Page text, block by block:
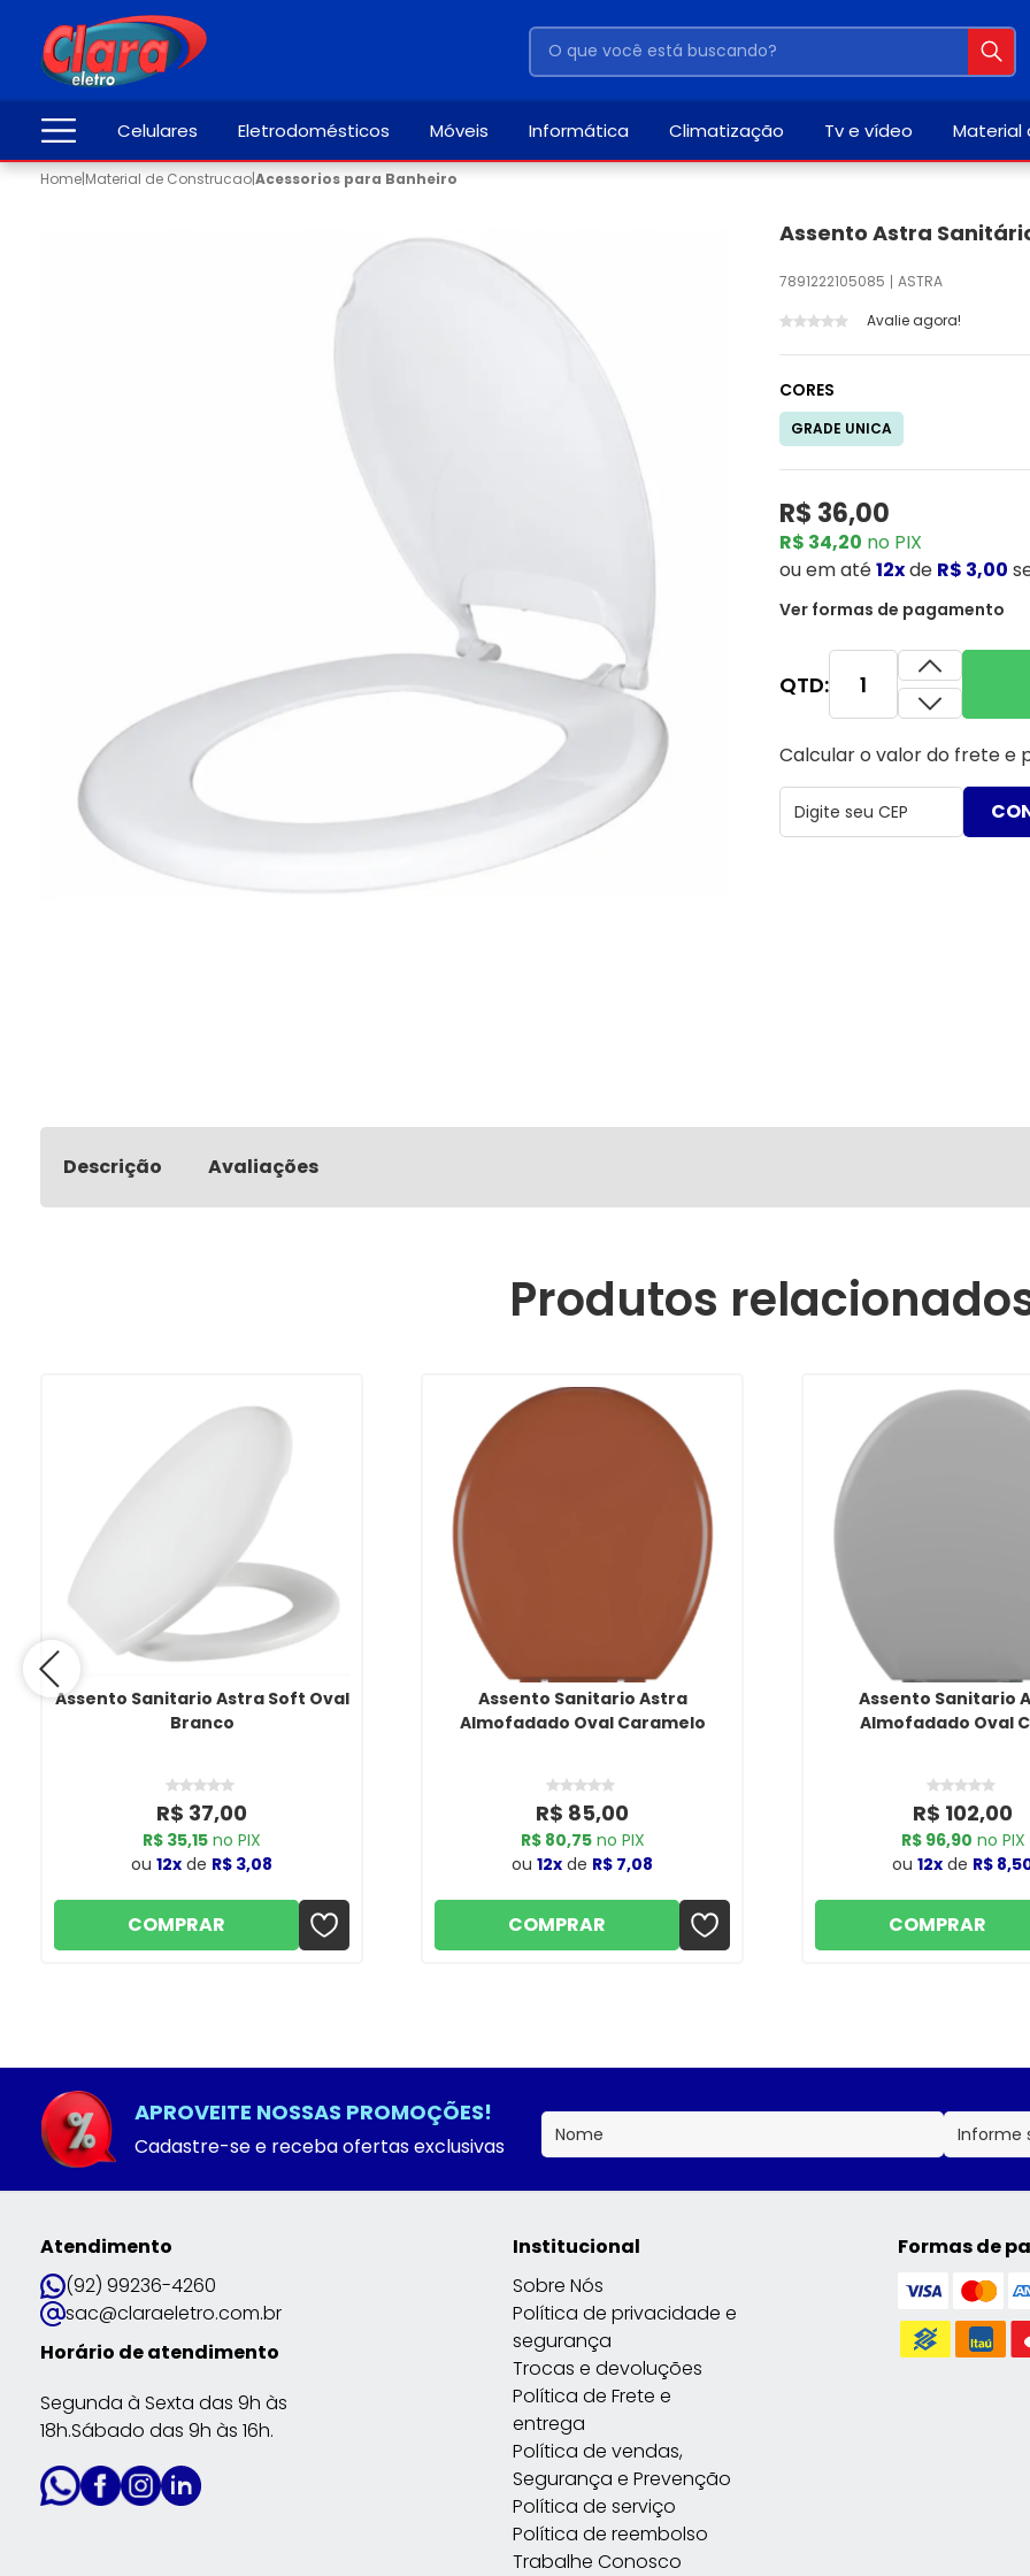
Celulares Eletrodomésticos Móveis Informática Climatização Tv e vídeo Material
Home|Material de Construcao|Acessorios para Banheiro
Assento Astra
7891222105085
ASTRA
Avalie agora!
R$ 36,00
R$ 34,20 no PIX
ouem até12xde R$ 3,00
Ver formas de pagamento
CORES
GRADE UNICA
QTD:
Calcular o valor do frete e
Descrição Avaliações
Produtos
Assento Sanitario Astra Soft Oval
Branco
R$ 37,00
R$ 35,15 no PIX
ou 12x de R$ 3,08
COMPRAR
Assento Sanitario Astra
Almofadado Oval Caramelo
R$ 85,00
R$ 80,75no PIX
ou 12x de R$ 7,08
COMPRAR
Assento Sanitario
Almofadado Oval
R$ 102,00
R$ 96,90 no PIX
ou 12x de R$
COMPRAR
APROVEITE NOSSAS PROMOÇÕES!
Cadastre-se e receba ofertas exclusivas
Atendimento
(92) 99236-4260
sac@claraeletro.com.br
Horário de atendimento
Segunda à Sexta das 9h às
18h.Sábado das 9h às 16h.
Institucional
Sobre Nós
Política de privacidade e
segurança
Trocas e devoluções
Política de Frete e
entrega
Política de vendas,
Segurança e Prevenção
Política de serviço
Política de reembolso
Trabalhe Conosco
Formas de